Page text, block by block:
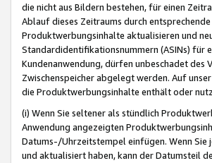
die nicht aus Bildern bestehen, für einen
Ablauf dieses Zeitraums durch
Produktwerbungsinhalte aktualisieren und
Standardidentifikationsnummern (ASINs) für
Kundenanwendung, dürfen unbeschadet des
Zwischenspeicher abgelegt werden. Auf
die Produktwerbungsinhalte enthält oder
(i) Wenn Sie seltener als stündlich
Anwendung angezeigten
Datums-/Uhrzeitstempel einfügen. Wenn Sie
und aktualisiert haben, kann der Datumsteil